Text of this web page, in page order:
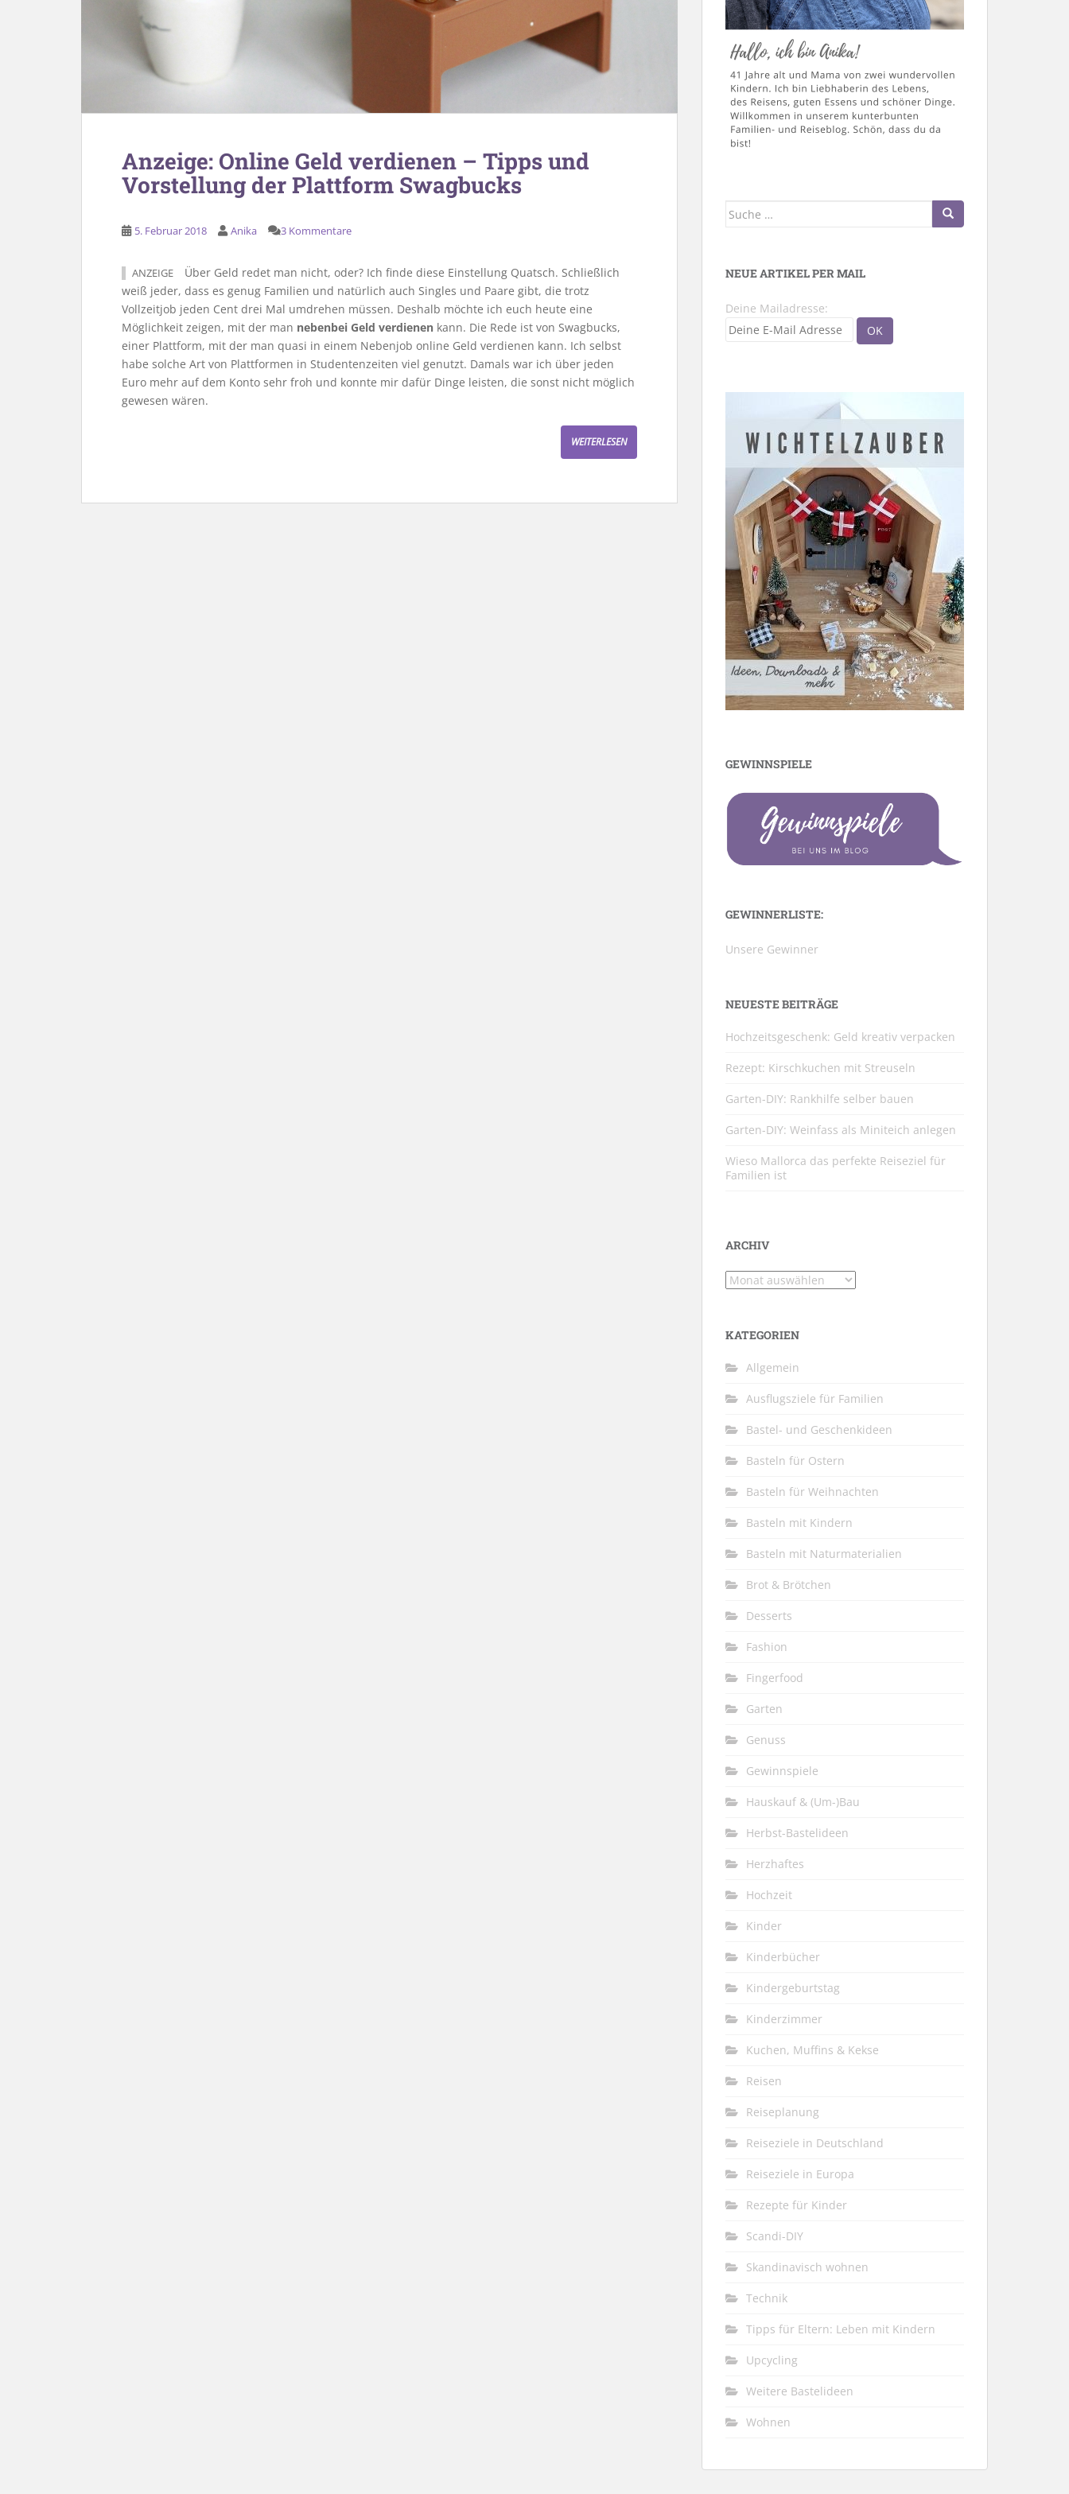
Anzeige: Online Geld verdienen – Tipps und
Vorstellung der Plattform Swagbucks
5. Februar 2018 Anika 3 Kommentare
ANZEIGE
Über Geld redet man nicht, oder? Ich finde diese Einstellung Quatsch. Schließlich
weiß jeder, dass es genug Familien und natürlich auch Singles und Paare gibt, die trotz
Vollzeitjob jeden Cent drei Mal umdrehen müssen. Deshalb möchte ich euch heute eine
Möglichkeit zeigen, mit der man nebenbei Geld verdienen kann. Die Rede ist von Swagbucks,
einer Plattform, mit der man quasi in einem Nebenjob online Geld verdienen kann. Ich selbst
habe solche Art von Plattformen in Studentenzeiten viel genutzt. Damals war ich über jeden
Euro mehr auf dem Konto sehr froh und konnte mir dafür Dinge leisten, die sonst nicht möglich
gewesen wären.
WEITERLESEN
Suche
NEUE ARTIKEL PER MAIL
Deine Mailadresse:
GEWINNSPIELE
GEWINNERLISTE:
Unsere Gewinner
NEUESTE BEITRÄGE
Hochzeitsgeschenk: Geld kreativ verpacken
Rezept: Kirschkuchen mit Streuseln
Garten-DIY: Rankhilfe selber bauen
Garten-DIY: Weinfass als Miniteich anlegen
Wieso Mallorca das perfekte Reiseziel für
Familien ist
ARCHIV
Archiv
KATEGORIEN
Allgemein
Ausflugsziele für Familien
Bastel- und Geschenkideen
Basteln für Ostern
Basteln für Weihnachten
Basteln mit Kindern
Basteln mit Naturmaterialien
Brot & Brötchen
Desserts
Fashion
Fingerfood
Garten
Genuss
Gewinnspiele
Hauskauf & (Um-)Bau
Herbst-Bastelideen
Herzhaftes
Hochzeit
Kinder
Kinderbücher
Kindergeburtstag
Kinderzimmer
Kuchen, Muffins & Kekse
Reisen
Reiseplanung
Reiseziele in Deutschland
Reiseziele in Europa
Rezepte für Kinder
Scandi-DIY
Skandinavisch wohnen
Technik
Tipps für Eltern: Leben mit Kindern
Upcycling
Weitere Bastelideen
Wohnen